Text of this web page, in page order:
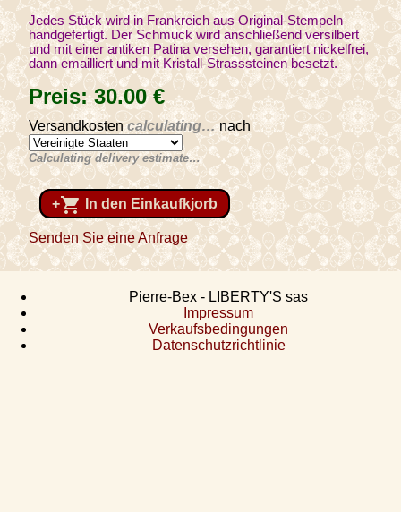
Jedes Stück wird in Frankreich aus Original-Stempeln
handgefertigt. Der Schmuck wird anschließend versilbert
und mit einer antiken Patina versehen, garantiert nickelfrei,
dann emailliert und mit Kristall-Strasssteinen besetzt.
Preis:30.00€
Versandkostencalculating…nach
Calculating delivery estimate…
+shopping_cart In den Einkaufkjorb
Senden Sie eine Anfrage
Pierre-Bex - LIBERTY'S sas
Impressum
Verkaufsbedingungen
Datenschutzrichtlinie